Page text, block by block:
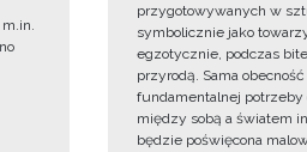
przygotowywanych w
symbolicznie jako
egzotycznie, podczas
przyrodą. Sama
fundamentalnej potrzeby
między sobą a światem
będzie poświęcona